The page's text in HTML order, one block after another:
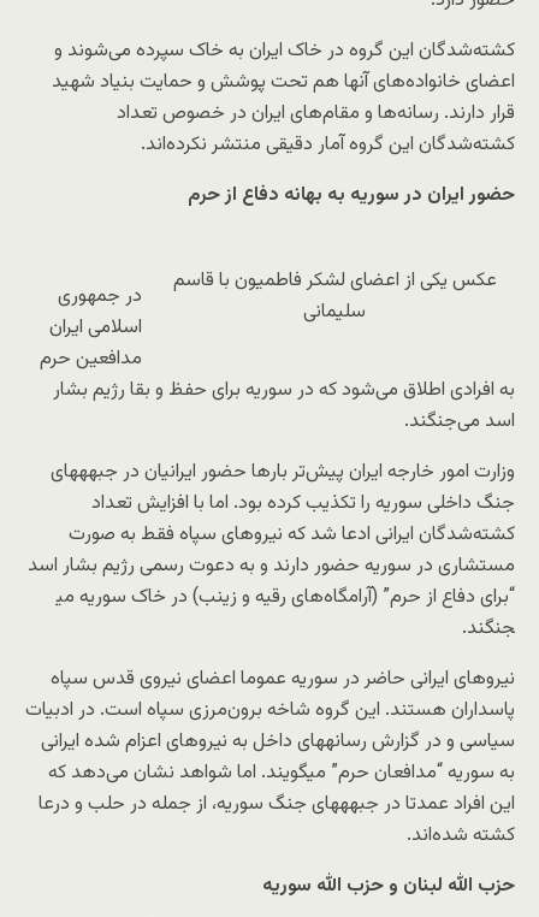
کشته‌شدگان این گروه در خاک ایران به خاک سپرده می‌شوند و
اعضای خانواده‌های آنها هم تحت پوشش و حمایت بنیاد شهید
قرار دارند. رسانه‌ها و مقام‌های ایران در خصوص تعداد
کشته‌شدگان این گروه آمار دقیقی منتشر نکرده‌اند.
حضور ایران در سوریه به بهانه دفاع از حرم
عکس یکی از اعضای لشکر فاطمیون با قاسم
سلیمانی
در جمهوری
اسلامی ایران
مدافعین حرم
به افرادی اطلاق می‌شود که در سوریه برای حفظ و بقا رژیم بشار
اسد می‌جنگند.
وزارت امور خارجه ایران پیش‌تر بارها حضور ایرانیان در جبهه​های
جنگ داخلی سوریه را تکذیب کرده بود. اما با افزایش تعداد
کشته‌شدگان ایرانی ادعا شد که نیروهای سپاه فقط به صورت
مستشاری در سوریه حضور دارند و به دعوت رسمی رژیم بشار اسد
“برای دفاع از حرم” (آرامگاه‌های رقیه و زینب) در خاک سوریه می​
جنگند.
نیروهای ایرانی حاضر در سوریه عموما اعضای نیروی قدس سپاه
پاسداران هستند. این گروه شاخه برون‌مرزی سپاه است. در ادبیات
سیاسی و در گزارش رسانه​های داخل به نیروهای اعزام شده ایرانی
به سوریه “مدافعان حرم” می​گویند. اما شواهد نشان می‌دهد که
این افراد عمدتا در جبهه​های جنگ سوریه، از جمله در حلب و درعا
کشته شده‌اند.
حزب الله لبنان و حزب الله سوریه